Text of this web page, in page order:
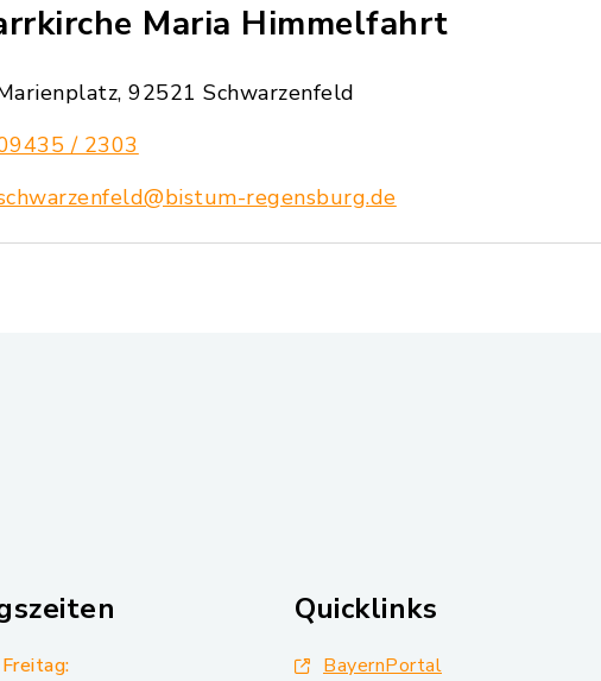
Maria Himmelfahrt
92521 Schwarzenfeld
/ 2303
regensburg.de
Quicklinks
BayernPortal